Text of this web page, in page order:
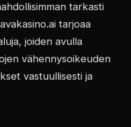
tarkasti
tarjoaa
joiden avulla
vähennysoikeuden
vastuullisesti ja